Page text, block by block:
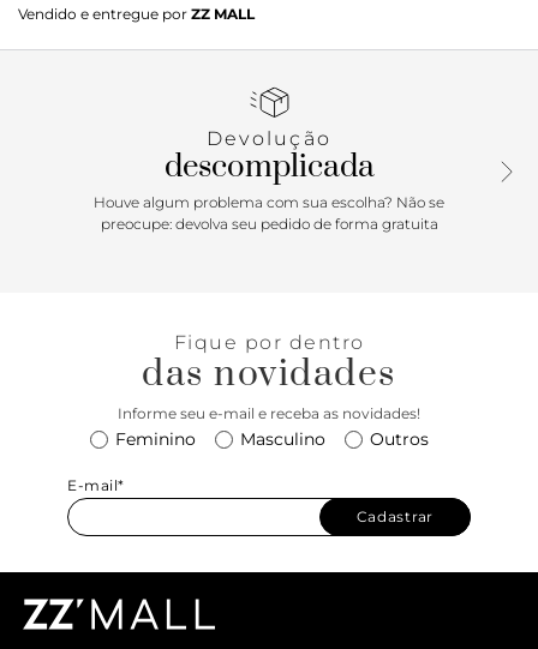
rasteiro, base emborrachada e formato arredondado na
ponta. Fechada, traz recorte em U no cabedal e tira larga na
oval na lateral. Exibe toda a parte superior do pé.
Vendido e entregue por ZZ MALL
Devolução
descomplicada
Houve algum problema com sua escolha? Não se
preocupe: devolva seu pedido de forma gratuita
Fique por dentro
das novidades
Informe seu e-mail e receba as novidades!
Feminino Masculino Outros
E-mail*
Cadastrar